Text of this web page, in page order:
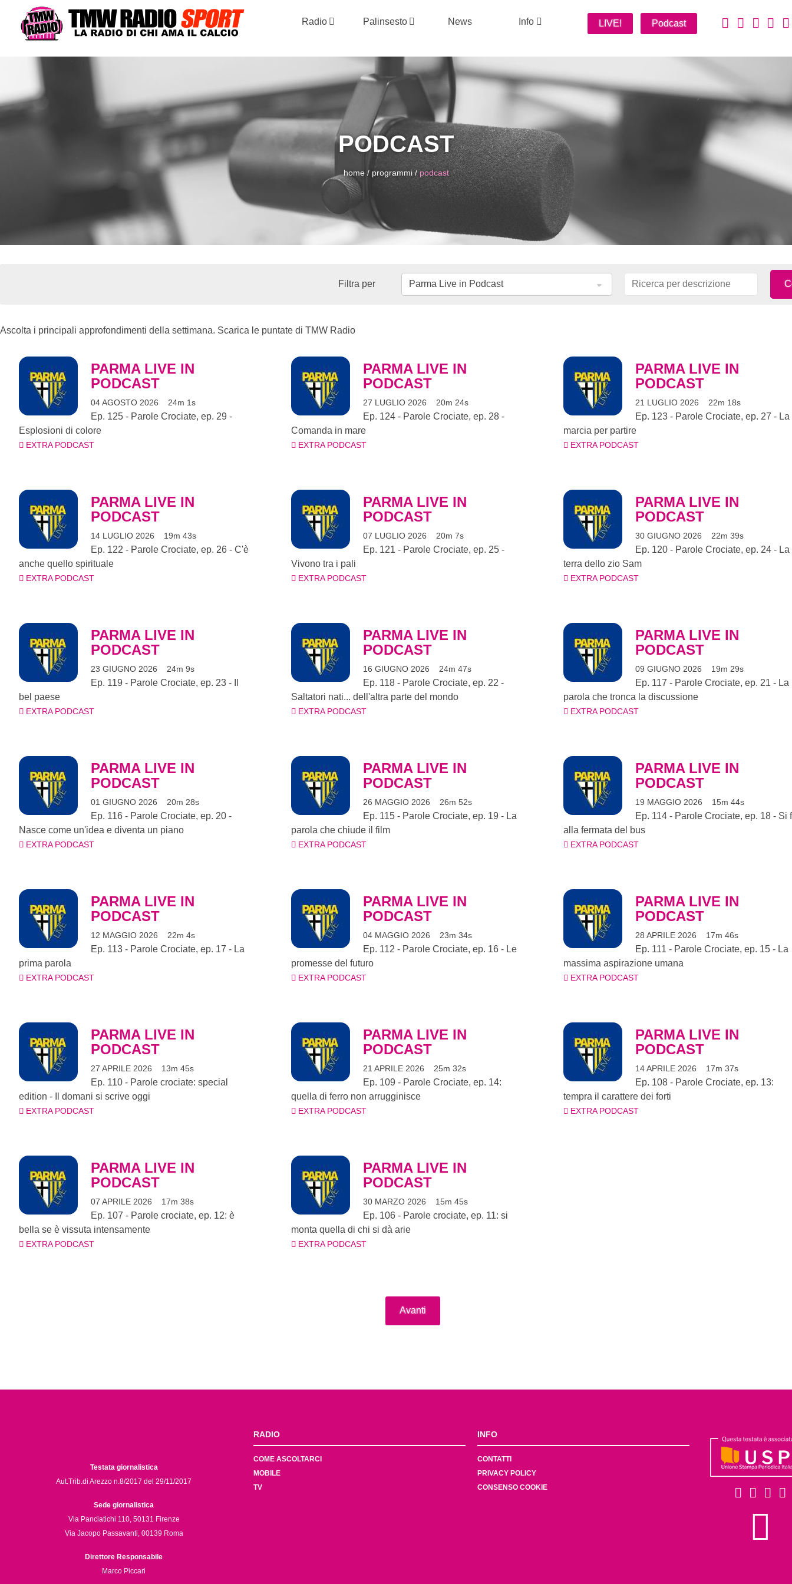
Radio Palinsesto News Info LIVE! Podcast
PODCAST
home / programmi/podcast
Filtra per
Ascolta i principali approfondimenti della settimana. Scarica le puntate di TMW Radio
PARMA LIVE IN
PODCAST
04 AGOSTO 2026 24m 1s
Ep. 125 - Parole Crociate, ep. 29 -
Esplosioni di colore
EXTRA PODCAST
PARMA LIVE IN
PODCAST
27 LUGLIO 2026 20m 24s
Ep. 124 - Parole Crociate, ep. 28 -
Comanda in mare
EXTRA PODCAST
PARMA LIVE IN
PODCAST
21 LUGLIO 2026 22m 18s
Ep. 123 - Parole Crociate, ep. 27 - La
marcia per partire
EXTRA PODCAST
PARMA LIVE IN
PODCAST
14 LUGLIO 2026 19m 43s
Ep. 122 - Parole Crociate, ep. 26 - C'è
anche quello spirituale
EXTRA PODCAST
PARMA LIVE IN
PODCAST
07 LUGLIO 2026 20m 7s
Ep. 121 - Parole Crociate, ep. 25 -
Vivono tra i pali
EXTRA PODCAST
PARMA LIVE IN
PODCAST
30 GIUGNO 2026 22m 39s
Ep. 120 - Parole Crociate, ep. 24 - La
terra dello zio Sam
EXTRA PODCAST
PARMA LIVE IN
PODCAST
23 GIUGNO 2026 24m 9s
Ep. 119 - Parole Crociate, ep. 23 - Il
bel paese
EXTRA PODCAST
PARMA LIVE IN
PODCAST
16 GIUGNO 2026 24m 47s
Ep. 118 - Parole Crociate, ep. 22 -
Saltatori nati... dell'altra parte del mondo
EXTRA PODCAST
PARMA LIVE IN
PODCAST
09 GIUGNO 2026 19m 29s
Ep. 117 - Parole Crociate, ep. 21 - La
parola che tronca la discussione
EXTRA PODCAST
PARMA LIVE IN
PODCAST
01 GIUGNO 2026 20m 28s
Ep. 116 - Parole Crociate, ep. 20 -
Nasce come un'idea e diventa un piano
EXTRA PODCAST
PARMA LIVE IN
PODCAST
26 MAGGIO 2026 26m 52s
Ep. 115 - Parole Crociate, ep. 19 - La
parola che chiude il film
EXTRA PODCAST
PARMA LIVE IN
PODCAST
19 MAGGIO 2026 15m 44s
Ep. 114 - Parole Crociate, ep. 18 - ​Si
alla fermata del bus
EXTRA PODCAST
PARMA LIVE IN
PODCAST
12 MAGGIO 2026 22m 4s
Ep. 113 - Parole Crociate, ep. 17 - La
prima parola
EXTRA PODCAST
PARMA LIVE IN
PODCAST
04 MAGGIO 2026 23m 34s
Ep. 112 - Parole Crociate, ep. 16 - Le
promesse del futuro
EXTRA PODCAST
PARMA LIVE IN
PODCAST
28 APRILE 2026 17m 46s
Ep. 111 - Parole Crociate, ep. 15 - La
massima aspirazione umana
EXTRA PODCAST
PARMA LIVE IN
PODCAST
27 APRILE 2026 13m 45s
Ep. 110 - Parole crociate: special
edition - Il domani si scrive oggi
EXTRA PODCAST
PARMA LIVE IN
PODCAST
21 APRILE 2026 25m 32s
Ep. 109 - Parole Crociate, ep. 14:
quella di ferro non arrugginisce
EXTRA PODCAST
PARMA LIVE IN
PODCAST
14 APRILE 2026 17m 37s
Ep. 108 - Parole Crociate, ep. 13:
tempra il carattere dei forti
EXTRA PODCAST
PARMA LIVE IN
PODCAST
07 APRILE 2026 17m 38s
Ep. 107 - Parole crociate, ep. 12: è
bella se è vissuta intensamente
EXTRA PODCAST
PARMA LIVE IN
PODCAST
30 MARZO 2026 15m 45s
Ep. 106 - Parole crociate, ep. 11: si
monta quella di chi si dà arie
EXTRA PODCAST
Avanti
Testata giornalistica
Aut.Trib.di Arezzo n.8/2017 del 29/11/2017
Sede giornalistica
Via Panciatichi 110, 50131 Firenze
Via Jacopo Passavanti, 00139 Roma
Direttore Responsabile
Marco Piccari
RADIO
COME ASCOLTARCI
MOBILE
TV
INFO
CONTATTI
PRIVACY POLICY
CONSENSO COOKIE